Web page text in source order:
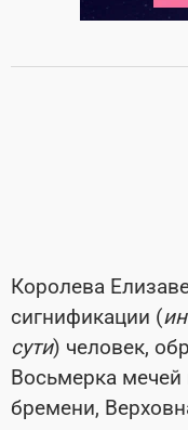
Королева
сигнификации (
сути) человек,
Восьмерка
бремени,